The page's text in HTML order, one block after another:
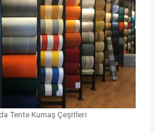
Tente Kumaş Çeşitleri